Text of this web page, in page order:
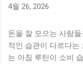
4월 26, 2026
돈을 잘 모으는 사람
적인 습관이 다르다는
는 아침 루틴이 소비